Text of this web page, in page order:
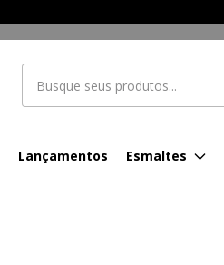
Lançamentos Esmaltes